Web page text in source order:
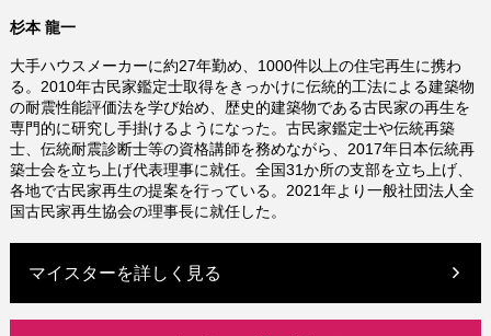
杉本 龍一
大手ハウスメーカーに約27年勤め、 1000件以上の住宅再生に携わ
る。 2010年古民家鑑定士取得をきっかけに伝統的工法による建築物
の耐震性能評価法を学び始め、歴史的建築物である古民家の再生を
専門的に研究し手掛けるようになった。古民家鑑定士や伝統再築
士、伝統耐震診断士等の資格講師を務めながら、 2017年日本伝統再
築士会を立ち上げ代表理事に就任。全国31か所の支部を立ち上げ、
各地で古民家再生の提案を行っている。 2021年より一般社団法人全
国古民家再生協会の理事長に就任した。
マイスターを詳しく見る